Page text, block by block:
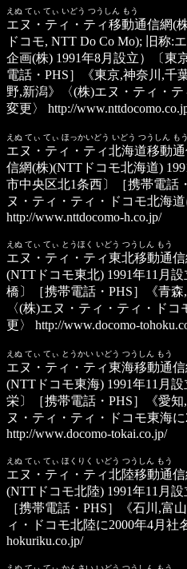
えぬ てぃ てぃ いどう つうしん もう
エヌ・ティ・ティ移動通信網(
ドコモ, NTT Do Co Mo); 旧称:
企画(株) 1991年8月設立）〔東
電話・PHS］《東京,神奈川,千
野,新潟》〈(株)エヌ・ティ・
変更〉
http://
えぬ てぃ てぃ ほっかいどう いどう つうしん もう
エヌ・ティ・ティ北海道移動
信網(株)(NTTドコモ北海道)
市中央区北1条西〕［携帯電話
ヌ・ティ・ティ・ドコモ北海道
http://www.nttdocomo-h.co.jp/
えぬ てぃ てぃ とうほく いどう つうしん もう
エヌ・ティ・ティ東北移動通
(NTTドコモ東北) 1991年11月
橋〕［携帯電話・PHS］《青森
〈(株)エヌ・ティ・ティ・ド
更〉
http://www.docomo-
えぬ てぃ てぃ とうかい いどう つうしん もう
エヌ・ティ・ティ東海移動通
(NTTドコモ東海) 1991年11月
栄〕［携帯電話・PHS］《愛
ヌ・ティ・ティ・ドコモ東海に
http://www.docomo-tokai.co.jp/
えぬ てぃ てぃ ほくりく いどう つうしん もう
エヌ・ティ・ティ北陸移動通
(NTTドコモ北陸) 1991年11月
［携帯電話・PHS］《石川,富
ィ・ドコモ北陸に2000年4月社
hokuriku.co.jp/